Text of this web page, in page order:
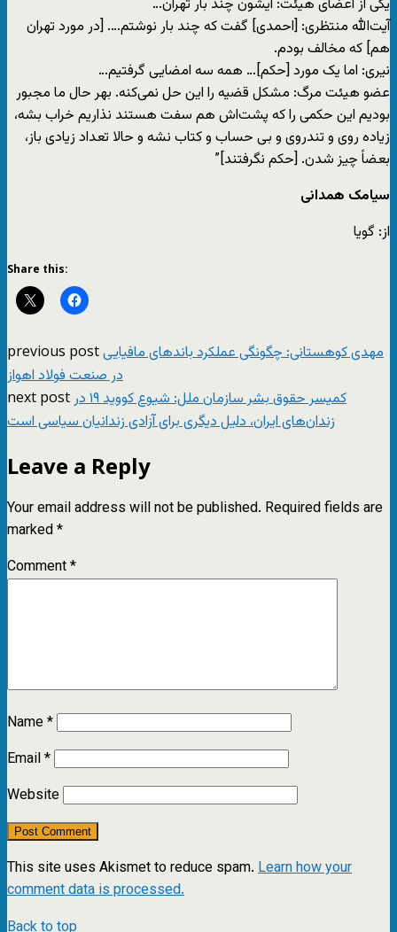
یکی از اعضای هیئت: ایشون چند بار تهران…
آیت‌الله منتظری: [احمدی] گفت که چند بار نوشتم…. [در مورد تهران
هم] که مخالف بودم.
نیری: اما یک مورد [حکم]… همه سه امضایی گرفتیم…
عضو هیئت مرگ: مشکل قضیه را این حل نمی‌کنه. بهر حال ما مجبور
بودیم این حکمی را که پشت‌اش هم سفت هستند نذاریم خراب بشه،
زیاده روی و تندروی و بی حساب و کتاب نشه و حالا تعداد زیادی باز،
بعضاً چیز شدن. [حکم نگرفتند]”
سیامک همدانی
از: گویا
Share this:
previous postمهدی کوهستانی: چگونگی عملکرد باندهای مافیایی
در صنعت فولاد اهواز
next post کمیسر حقوق بشر سازمان ملل: شیوع کووید ۱٩ در
زندان‌های ایران، دلیل دیگری برای آزادی زندانیان سیاسی است
Leave a Reply
Your email address will not be published. Required fields are
marked*
Comment*
Name*
Email*
Website
This site uses Akismet to reduce spam. Learn how your
comment data is processed.